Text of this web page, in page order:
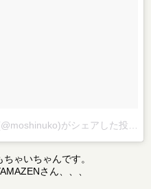
かりんちゃん&ちゃいちゃんさん(@moshinuko)がシェアした投稿
ゃいちゃんです。
さん、、、